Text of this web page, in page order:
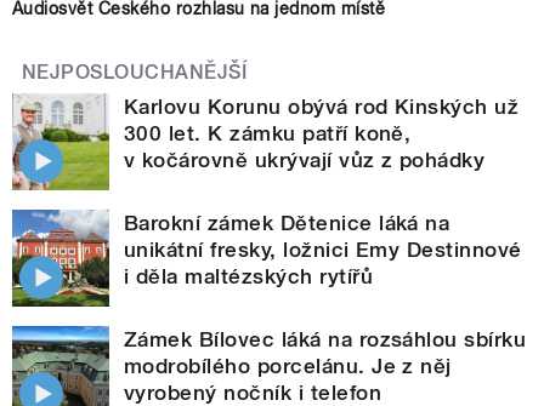
Audiosvět Českého rozhlasu na jednom místě
NEJPOSLOUCHANĚJŠÍ
Karlovu Korunu obývá rod Kinských už
300 let. K zámku patří koně,
v kočárovně ukrývají vůz z pohádky
Barokní zámek Dětenice láká na
unikátní fresky, ložnici Emy Destinnové
i děla maltézských rytířů
Zámek Bílovec láká na rozsáhlou sbírku
modrobílého porcelánu. Je z něj
vyrobený nočník i telefon